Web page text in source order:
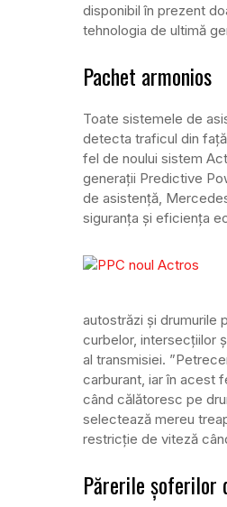
disponibil în prezent
tehnologia de ultimă
Pachet armonios
Toate sistemele de
detecta traficul din
fel de noului sistem
generații Predictive
de asistență,
siguranța și eficiența
autostrăzi și drumurile
curbelor, intersecțiilor
al transmisiei.
carburant, iar în acest
când călătoresc pe
selectează mereu
restricție de viteză
Părerile șoferilor